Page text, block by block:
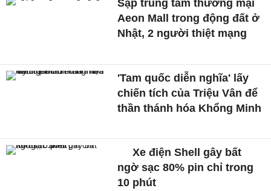
Sập trung tâm thương mại
Aeon Mall trong động đất ở
Nhật, 2 người thiệt mạng
'Tam quốc diễn nghĩa' lấy
chiến tích của Triệu Vân để
thần thánh hóa Khổng Minh
Xe điện Shell gây bất
ngờ sạc 80% pin chỉ trong
10 phút